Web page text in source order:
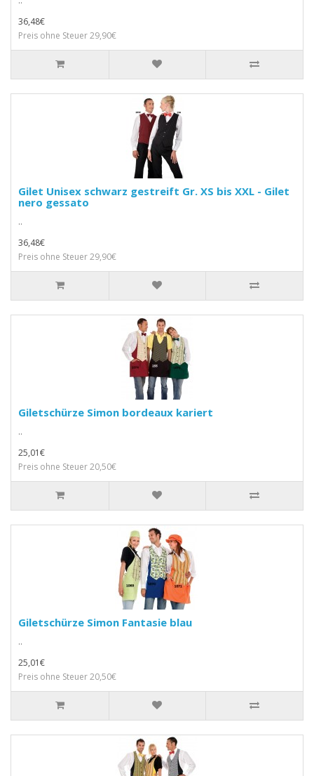
36,48€
Preis ohne Steuer 29,90€
Gilet Unisex schwarz gestreift Gr. XS bis XXL - Gilet
nero gessato
..
36,48€
Preis ohne Steuer 29,90€
Giletschürze Simon bordeaux kariert
..
25,01€
Preis ohne Steuer 20,50€
Giletschürze Simon Fantasie blau
..
25,01€
Preis ohne Steuer 20,50€